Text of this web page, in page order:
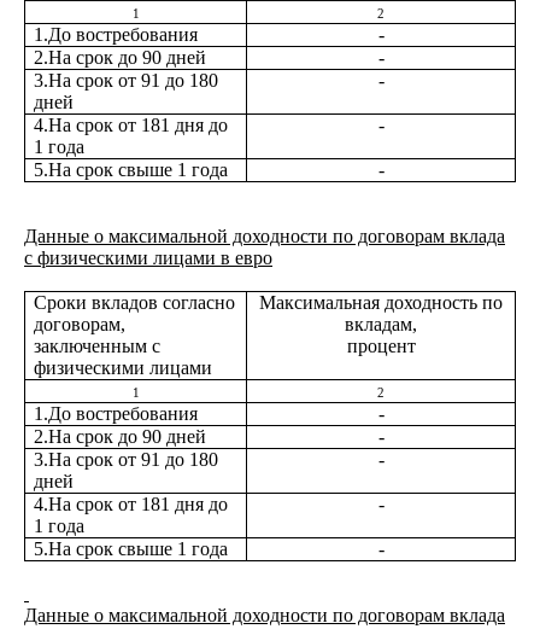
1 2
1.До востребования
-
2.На срок до 90 дней
-
3.На срок от 91 до 180
дней
-
4.На срок от 181 дня до
1 года
-
5.На срок свыше 1 года -
Данные о максимальной доходности по договорам вклада
с физическими лицами в евро
Сроки вкладов согласно
договорам,
заключенным с
физическими лицами
Максимальная доходность по
вкладам,
процент
1 2
1.До востребования
-
2.На срок до 90 дней
-
3.На срок от 91 до 180
дней
-
4.На срок от 181 дня до
1 года
-
5.На срок свыше 1 года -
Данные о максимальной доходности по договорам вклада